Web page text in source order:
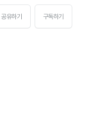
공유하기 구독하기